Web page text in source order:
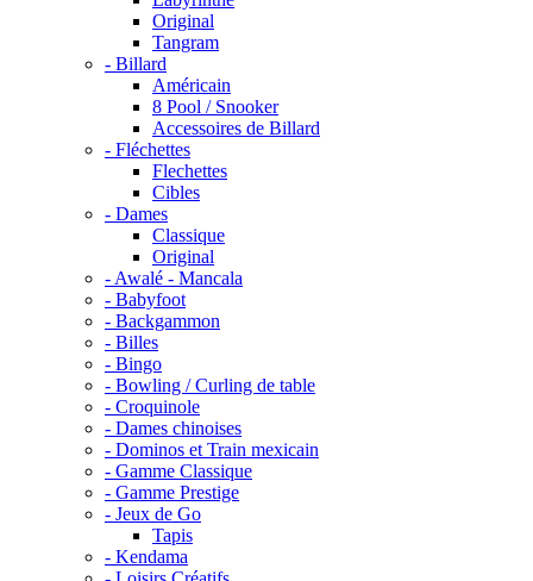
Original
Tangram
- Billard
Américain
8 Pool / Snooker
Accessoires de Billard
- Fléchettes
Flechettes
Cibles
- Dames
Classique
Original
- Awalé - Mancala
- Babyfoot
- Backgammon
- Billes
- Bingo
- Bowling / Curling de table
- Croquinole
- Dames chinoises
- Dominos et Train mexicain
- Gamme Classique
- Gamme Prestige
- Jeux de Go
Tapis
- Kendama